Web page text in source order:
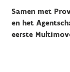
Samen met
en het
eerste